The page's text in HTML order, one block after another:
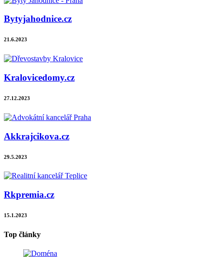
Bytyjahodnice.cz
21.6.2023
Kralovicedomy.cz
27.12.2023
Akkrajcikova.cz
29.5.2023
Rkpremia.cz
15.1.2023
Top články